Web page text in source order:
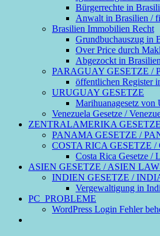
Bürgerrechte in
Anwalt in Brasilien /
Brasilien Immobilien Recht
Grundbuchauszug in
Over Price durch
Abgezockt in
PARAGUAY GESETZE /
öffentlichen Register
URUGUAY GESETZE
Marihuanagesetz von
Venezuela Gesetze /
ZENTRALAMERIKA
PANAMA GESETZE /
COSTA RICA GESETZE
Costa Rica Gesetze /
ASIEN GESETZE / ASIEN
INDIEN GESETZE /
Vergewaltigung in
PC_PROBLEME
WordPress Login Fehler